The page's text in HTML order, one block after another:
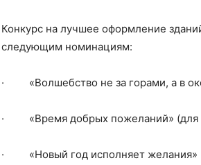
Конкурс на лучшее оформление
следующим номинациям:
· «Волшебство не за горами, а в
· «Время добрых пожеланий» (для
· «Новый год исполняет желания»